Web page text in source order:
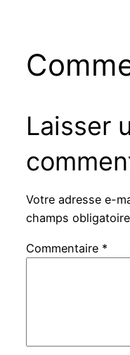
Laisser
Votre adresse e-
champs
Commentaire *